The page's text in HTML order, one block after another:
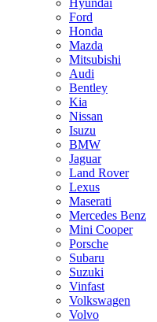
Hyundai
Ford
Honda
Mazda
Mitsubishi
Audi
Bentley
Kia
Nissan
Isuzu
BMW
Jaguar
Land Rover
Lexus
Maserati
Mercedes Benz
Mini Cooper
Porsche
Subaru
Suzuki
Vinfast
Volkswagen
Volvo